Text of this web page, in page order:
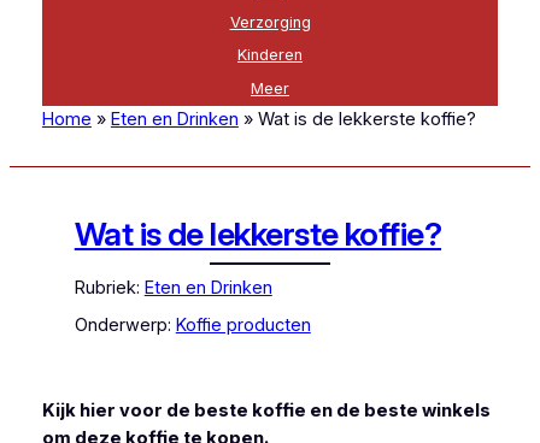
Verzorging
Kinderen
Meer
Home » Eten en Drinken »Wat is de lekkerste koffie?
Wat is de lekkerste koffie?
Rubriek: Eten en Drinken
Onderwerp: Koffie producten
Kijk hier voor de beste koffie en de beste winkels
om deze koffie te kopen.